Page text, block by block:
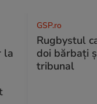
la
GSP.ro
Rugbystul
doi bărbați
tribunal